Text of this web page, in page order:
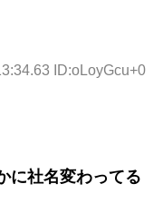
ID:oLoyGcu+0
に社名変わってる